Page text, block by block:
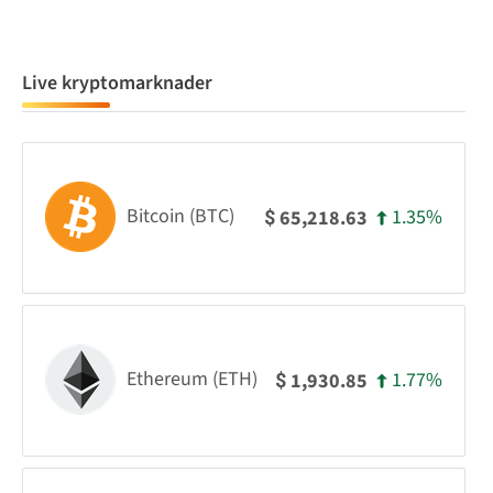
Live kryptomarknader
Bitcoin (BTC) $65,218.63 1.35%
Ethereum (ETH) $ 1,930.85 1.77%